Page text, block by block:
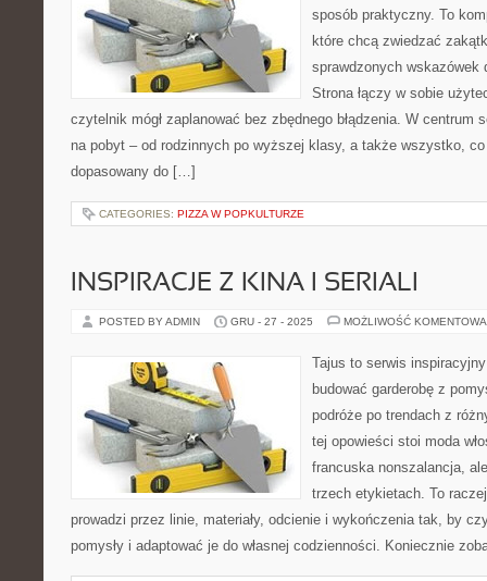
sposób praktyczny. To
które chcą zwiedzać
sprawdzonych wskazówek
Strona łączy w sobie
czytelnik mógł zaplanować bez zbędnego błądzenia. W centrum
na pobyt – od rodzinnych po wyższej klasy, a także wszystko,
dopasowany do […]
CATEGORIES: PIZZA W POPKULTURZE
INSPIRACJE Z KINA I SERIALI
POSTED BY ADMIN GRU - 27 - 2025 MOŻLIWOŚĆ
Tajus to serwis
budować garderobę z
podróże po trendach z
tej opowieści stoi moda
francuska nonszalancja,
trzech etykietach. To
prowadzi przez linie, materiały, odcienie i wykończenia tak, by
pomysły i adaptować je do własnej codzienności. Koniecznie